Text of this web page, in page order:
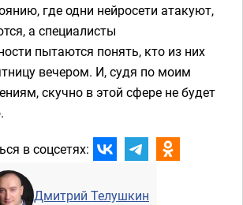
где одни нейросети атакуют,
а специалисты
пытаются понять, кто из них
вечером. И, судя по моим
скучно в этой сфере не будет
в соцсетях:
Дмитрий Телушкин